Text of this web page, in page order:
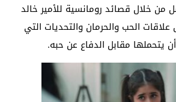
من خلال قصائد رومانسية للأمير خالد
علاقات الحب والحرمان والتحديات التي
مقابل الدفاع عن حبه.